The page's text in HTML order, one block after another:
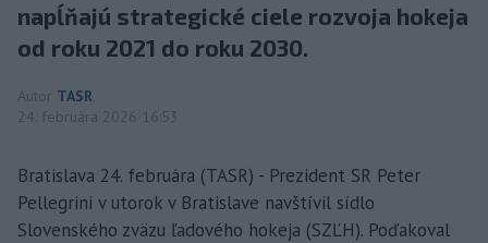
napĺňajú strategické ciele rozvoja hokeja
od roku 2021 do roku 2030.
Autor TASR
24. februára 2026 16:53
Bratislava 24. februára (TASR) - Prezident SR Peter
Pellegrini v utorok v Bratislave navštívil sídlo
Slovenského zväzu ľadového hokeja (SZĽH). Poďakoval